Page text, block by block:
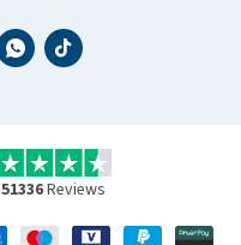
51336Reviews